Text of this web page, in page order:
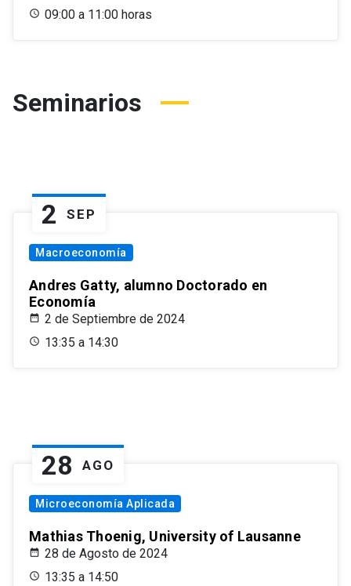
09:00 a 11:00 horas
Seminarios
2 SEP
Macroeconomía
Andres Gatty, alumno Doctorado en
Economía
2 de Septiembre de 2024
13:35 a 14:30
28 AGO
Microeconomía Aplicada
Mathias Thoenig, University of Lausanne
28 de Agosto de 2024
13:35 a 14:50